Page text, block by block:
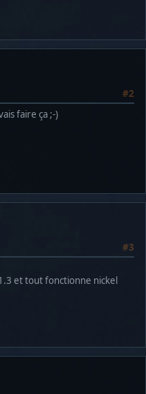
#2
faire ça ;-)
#3
et tout fonctionne nickel